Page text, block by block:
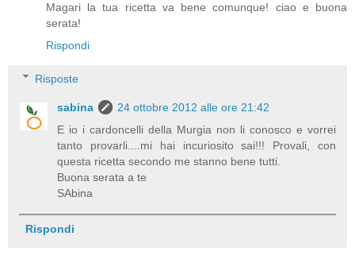
Magari la tua ricetta va bene comunque! ciao e buona
serata!
Rispondi
Risposte
sabina
24 ottobre 2012 alle ore 21:42
E io i cardoncelli della Murgia non li conosco e vorrei
tanto provarli....mi hai incuriosito sai!!! Provali, con
questa ricetta secondo me stanno bene tutti.
Buona serata a te
SAbina
Rispondi